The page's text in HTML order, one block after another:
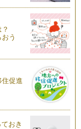
う
促進
おき